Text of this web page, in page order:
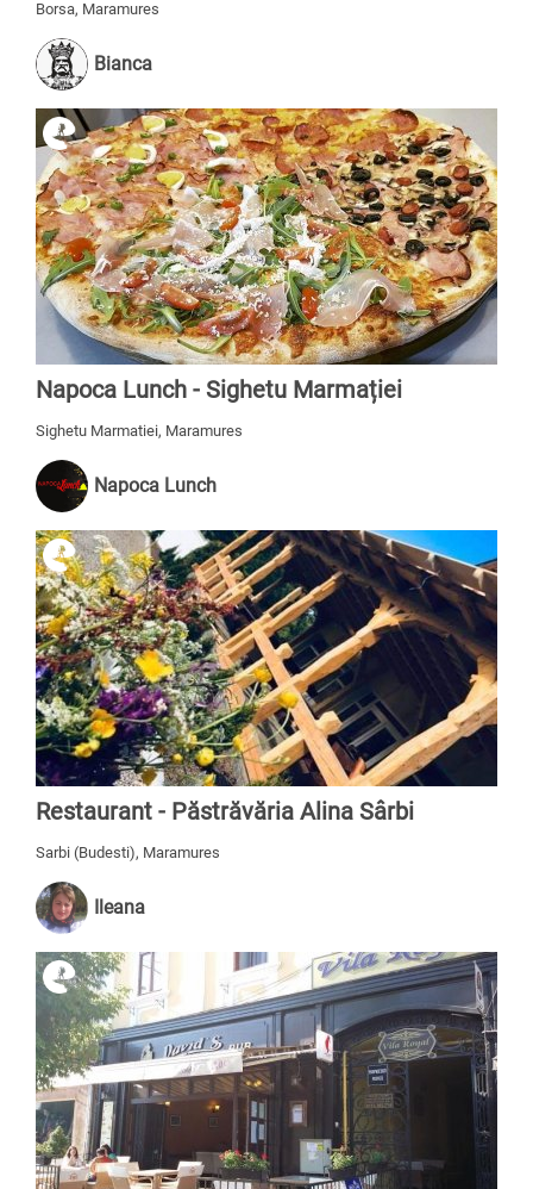
Borsa, Maramures
Bianca
Napoca Lunch - Sighetu Marmației
Sighetu Marmatiei, Maramures
Napoca Lunch
Restaurant - Păstrăvăria Alina Sârbi
Sarbi (Budesti), Maramures
Ileana